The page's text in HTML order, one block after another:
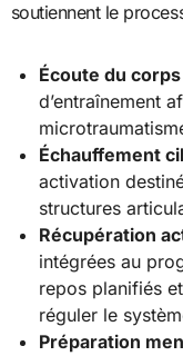
soutiennent le
Écoute du corps
d’entraînement
Échauffement
activation
structures
Récupération
intégrées au
repos planifiés
réguler le
Préparation